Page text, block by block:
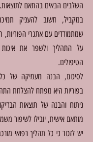
השלבים הבאים בהתאם לתוצאות.
במקביל, חשוב להעניק
שמתמודדים עם אתגרי הפוריות,
על התהליך ולשפר את
הטיפולים.
לסיכום, הבנה מעמיקה של כל
בפוריות היא מפתח להצלחת
ניתוח והבנה של תוצאות
מותאם אישית, יובילו לשיפור
יש לזכור כי כל תהליך רפואי